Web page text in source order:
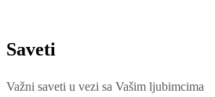
Saveti
Važni saveti u vezi sa Vašim ljubimcima